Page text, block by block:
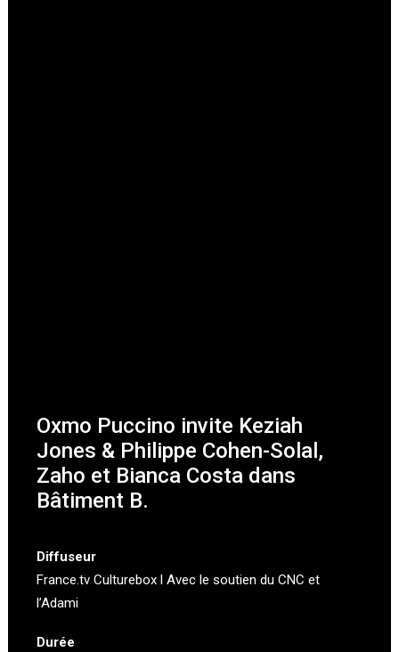
Oxmo Puccino invite Keziah
Jones & Philippe Cohen-Solal,
Zaho et Bianca Costa dans
Bâtiment B.
Diffuseur
France.tv Culturebox l Avec le soutien du CNC et
l’Adami
Durée